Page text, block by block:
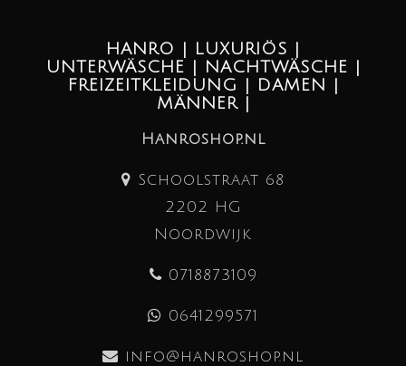
HANRO | LUXURIÖS |
UNTERWÄSCHE | NACHTWÄSCHE |
FREIZEITKLEIDUNG | DAMEN |
MÄNNER |
Hanroshop.nl
Schoolstraat 68
2202 HG
Noordwijk
0718873109
0641299571
info@hanroshop.nl